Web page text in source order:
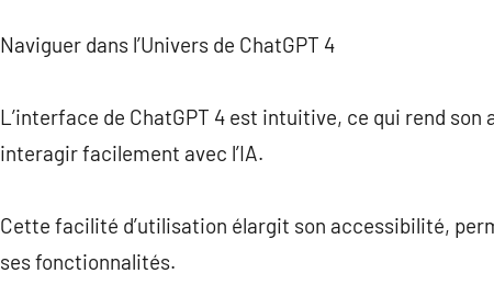
Naviguer dans l’Univers de ChatGPT 4
L’interface de ChatGPT 4 est intuitive, ce qui rend
interagir facilement avec l’IA.
Cette facilité d’utilisation élargit son accessibilité,
ses fonctionnalités.